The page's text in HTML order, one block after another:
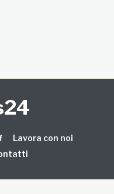
Lavora con noi